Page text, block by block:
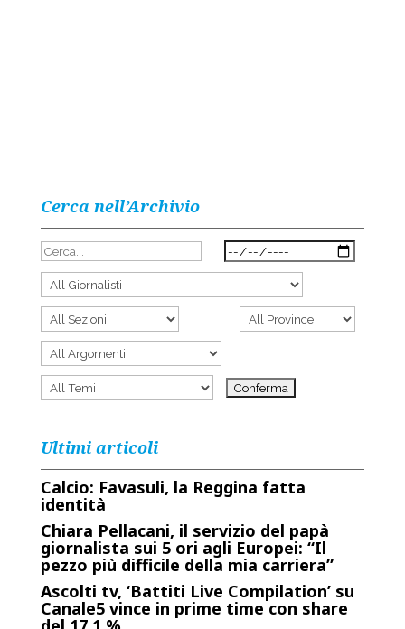
Cerca nell’Archivio
Ultimi articoli
Calcio: Favasuli, la Reggina fatta
identità
Chiara Pellacani, il servizio del papà
giornalista sui 5 ori agli Europei: “Il
pezzo più difficile della mia carriera”
Ascolti tv, ‘Battiti Live Compilation’ su
Canale5 vince in prime time con share